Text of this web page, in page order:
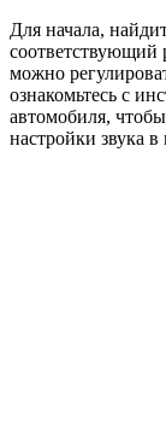
Для начала,
соответствующий
можно
ознакомьтесь с
автомобиля,
настройки звука в